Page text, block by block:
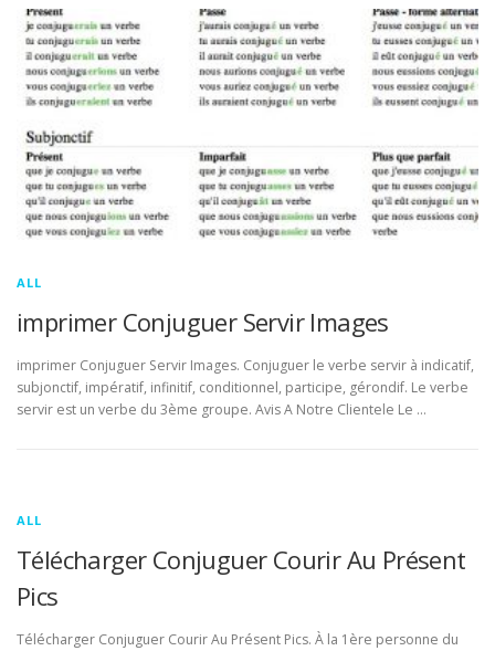
ALL
imprimer Conjuguer Servir Images
imprimer Conjuguer Servir Images. Conjuguer le verbe servir à indicatif,
subjonctif, impératif, infinitif, conditionnel, participe, gérondif. Le verbe
servir est un verbe du 3ème groupe. Avis A Notre Clientele Le …
ALL
Télécharger Conjuguer Courir Au Présent
Pics
Télécharger Conjuguer Courir Au Présent Pics. À la 1ère personne du